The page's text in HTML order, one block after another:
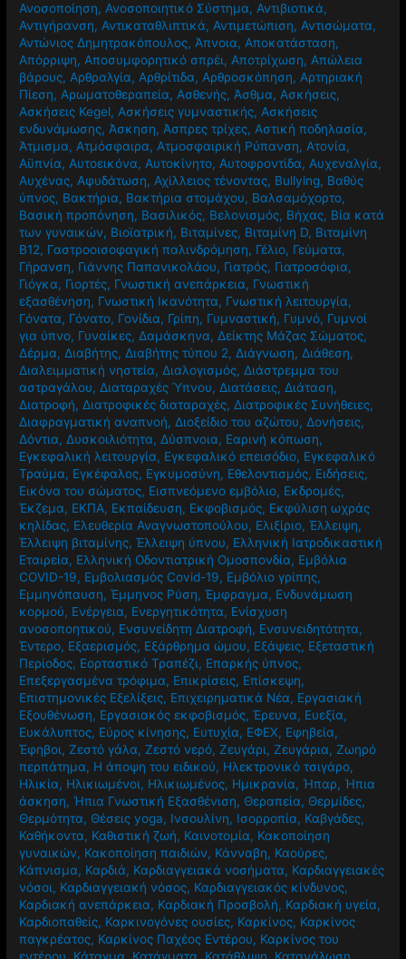
Ανοσοποίηση,Ανοσοποιητικό Σύστημα,Αντιβιοτικά,
Αντιγήρανση,Αντικαταθλιπτικά,Αντιμετώπιση,Αντισώματα,
Αντώνιος Δημητρακόπουλος,Άπνοια,Αποκατάσταση,
Απόρριψη,Αποσυμφορητικό σπρέι,Αποτρίχωση,Απώλεια
βάρους,Αρθραλγία,Αρθρίτιδα,Αρθροσκόπηση,Αρτηριακή
Πίεση,Αρωματοθεραπεία,Ασθενής,Άσθμα,Ασκήσεις,
Ασκήσεις Kegel,Ασκήσεις γυμναστικής,Ασκήσεις
ενδυνάμωσης,Άσκηση,Άσπρες τρίχες,Αστική ποδηλασία,
Άτμισμα,Ατμόσφαιρα,Ατμοσφαιρική Ρύπανση,Ατονία,
Αϋπνία,Αυτοεικόνα,Αυτοκίνητο,Αυτοφροντίδα,Αυχεναλγία,
Αυχένας,Αφυδάτωση,Αχίλλειος τένοντας, Βullying, Βαθύς
ύπνος, Βακτήρια, Βακτήρια στομάχου, Βαλσαμόχορτο,
Βασική προπόνηση, Βασιλικός, Βελονισμός, Βήχας, Βία κατά
των γυναικών, Βιοϊατρική, Βιταμίνες, Βιταμίνη D, Βιταμίνη
Β12, Γαστροοισοφαγική παλινδρόμηση, Γέλιο, Γεύματα,
Γήρανση, Γιάννης Παπανικολάου, Γιατρός, Γιατροσόφια,
Γιόγκα, Γιορτές, Γνωστική ανεπάρκεια, Γνωστική
εξασθένηση, Γνωστική Ικανότητα, Γνωστική λειτουργία,
Γόνατα, Γόνατο, Γονίδια, Γρίπη, Γυμναστική, Γυμνό, Γυμνοί
για ύπνο, Γυναίκες,Δαμάσκηνα,Δείκτης Μάζας Σώματος,
Δέρμα,Διαβήτης,Διαβήτης τύπου 2,Διάγνωση,Διάθεση,
Διαλειμματική νηστεία,Διαλογισμός,Διάστρεμμα του
αστραγάλου,Διαταραχές Ύπνου,Διατάσεις,Διάταση,
Διατροφή,Διατροφικές διαταραχές,Διατροφικές Συνήθειες,
Διαφραγματική αναπνοή,Διοξείδιο του αζώτου,Δονήσεις,
Δόντια,Δυσκοιλιότητα,Δύσπνοια, Εαρινή κόπωση,
Εγκεφαλική λειτουργία, Εγκεφαλικό επεισόδιο, Εγκεφαλικό
Τραύμα, Εγκέφαλος, Εγκυμοσύνη, Εθελοντισμός, Ειδήσεις,
Εικόνα του σώματος, Εισπνεόμενο εμβόλιο, Εκδρομές,
Έκζεμα, ΕΚΠΑ, Εκπαίδευση, Εκφοβισμός, Εκφύλιση ωχράς
κηλίδας, Ελευθερία Αναγνωστοπούλου, Ελιξίριο,Έλλειψη,
Έλλειψη βιταμίνης,Έλλειψη ύπνου, Ελληνική Ιατροδικαστική
Εταιρεία, Ελληνική Οδοντιατρική Ομοσπονδία, Εμβόλια
COVID-19, Εμβολιασμός Covid-19, Εμβόλιο γρίπης,
Εμμηνόπαυση,Έμμηνος Ρύση,Έμφραγμα, Ενδυνάμωση
κορμού, Ενέργεια, Ενεργητικότητα, Ενίσχυση
ανοσοποητικού, Ενσυνείδητη Διατροφή, Ενσυνειδητότητα,
Έντερο, Εξαερισμός, Εξάρθρημα ώμου, Εξάψεις, Εξεταστική
Περίοδος, Εορταστικό Τραπέζι, Επαρκής ύπνος,
Επεξεργασμένα τρόφιμα, Επικρίσεις, Επίσκεψη,
Επιστημονικές Εξελίξεις, Επιχειρηματικά Νέα, Εργασιακή
Εξουθένωση, Εργασιακός εκφοβισμός,Έρευνα, Ευεξία,
Ευκάλυπτος, Εύρος κίνησης, Ευτυχία, ΕΦΕΧ, Εφηβεία,
Έφηβοι,Ζεστό γάλα,Ζεστό νερό,Ζευγάρι,Ζευγάρια,Ζωηρό
περπάτημα, Η άποψη του ειδικού, Ηλεκτρονικό τσιγάρο,
Ηλικία, Ηλικιωμένοι, Ηλικιωμένος, Ημικρανία, Ήπαρ, Ήπια
άσκηση, Ήπια Γνωστική Εξασθένιση, Θεραπεία, Θερμίδες,
Θερμότητα, Θέσεις yoga, Ινσουλίνη, Ισορροπία, Καβγάδες,
Καθήκοντα, Καθιστική ζωή, Καινοτομία, Κακοποίηση
γυναικών, Κακοποίηση παιδιών, Κάνναβη, Καούρες,
Κάπνισμα, Καρδιά, Καρδιαγγειακά νοσήματα, Καρδιαγγειακές
νόσοι, Καρδιαγγειακή νόσος, Καρδιαγγειακός κίνδυνος,
Καρδιακή ανεπάρκεια, Καρδιακή Προσβολή, Καρδιακή υγεία,
Καρδιοπαθείς, Καρκινογόνες ουσίες, Καρκίνος, Καρκίνος
παγκρέατος, Καρκίνος Παχέος Εντέρου, Καρκίνος του